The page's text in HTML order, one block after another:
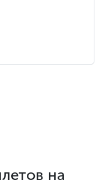
на